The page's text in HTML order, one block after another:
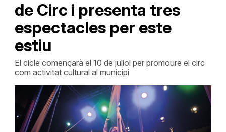
de Circ i presenta tres
espectacles per este
estiu
El cicle començarà el 10 de juliol per promoure el circ
com activitat cultural al municipi